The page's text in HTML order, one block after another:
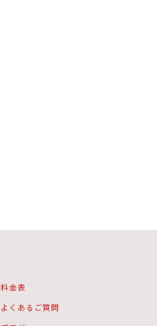
料金表
よくあるご質問